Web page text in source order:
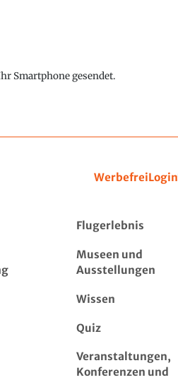
Smartphone gesendet.
WerbefreiLogin
Flugerlebnis
Museen und
Ausstellungen
Wissen
Quiz
Veranstaltungen,
Konferenzen und